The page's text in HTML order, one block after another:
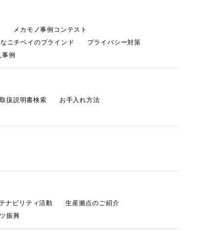
メカモノ事例コンテスト
ニチベイのブラインド
プライバシー対策
例
取扱説明書検索
お手入れ方法
ナビリティ活動
生産拠点のご紹介
振興